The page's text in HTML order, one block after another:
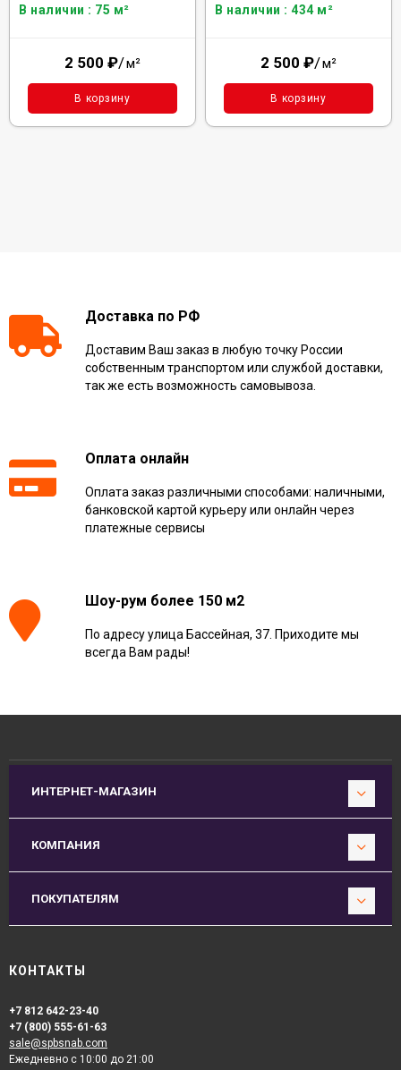
В наличии : 75 м²
2 500 ₽/м²
В корзину
В наличии : 434 м²
2 500 ₽/м²
В корзину
Доставка по РФ
Доставим Ваш заказ в любую точку России
собственным транспортом или службой доставки,
так же есть возможность самовывоза.
Оплата онлайн
Оплата заказ различными способами: наличными,
банковской картой курьеру или онлайн через
платежные сервисы
Шоу-рум более 150 м2
По адресу улица Бассейная, 37. Приходите мы
всегда Вам рады!
ИНТЕРНЕТ-МАГАЗИН
КОМПАНИЯ
ПОКУПАТЕЛЯМ
КОНТАКТЫ
+7 812 642-23-40
+7 (800) 555-61-63
sale@spbsnab.com
Ежедневно с 10:00 до 21:00